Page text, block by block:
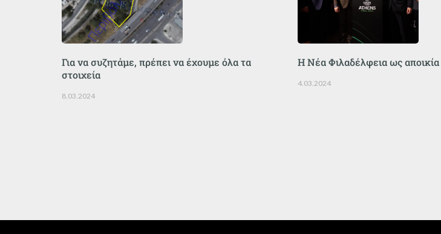
Για να συζητάμε, πρέπει να έχουμε όλα τα
στοιχεία
8.03.2024
Η Νέα Φιλαδέλφεια ως αποικία
4.03.2024